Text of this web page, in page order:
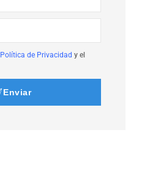
Política de Privacidad y el
Enviar